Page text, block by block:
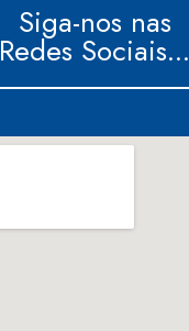
Siga-nos nas
Redes Sociais...